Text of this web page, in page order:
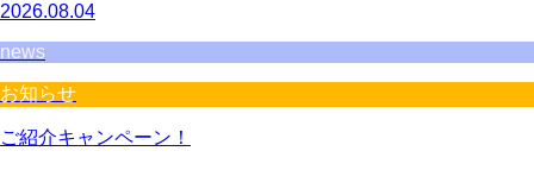
2026.08.04
news
お知らせ
ご紹介キャンペーン！